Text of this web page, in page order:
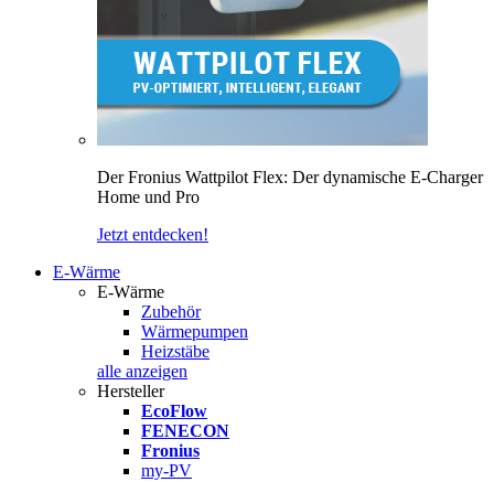
Der Fronius Wattpilot Flex: Der dynamische E-Charger
Home und Pro
Jetzt entdecken!
E-Wärme
E-Wärme
Zubehör
Wärmepumpen
Heizstäbe
alle anzeigen
Hersteller
EcoFlow
FENECON
Fronius
my-PV